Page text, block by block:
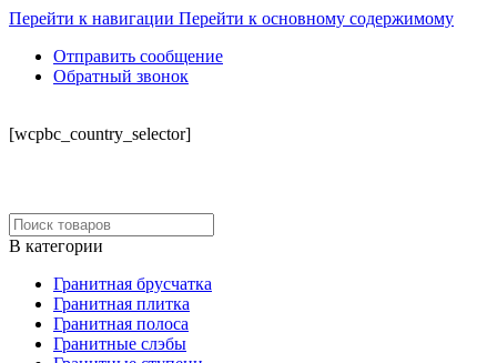
Перейти к навигации Перейти к основному содержимому
Отправить сообщение
Обратный звонок
[wcpbc_country_selector]
В категории
Гранитная брусчатка
Гранитная плитка
Гранитная полоса
Гранитные слэбы